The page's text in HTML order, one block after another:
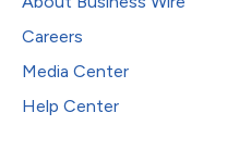
Careers
Media Center
Help Center